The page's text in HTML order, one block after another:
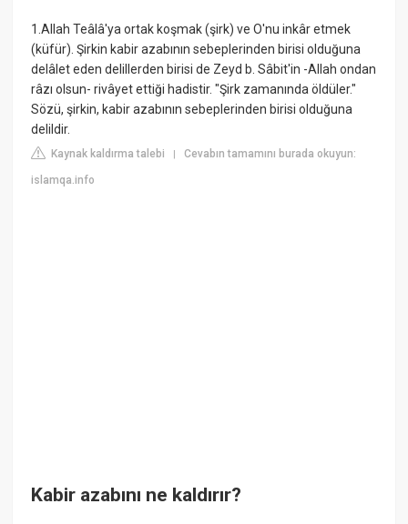
1.Allah Teâlâ'ya ortak koşmak (şirk) ve O'nu inkâr etmek
(küfür). Şirkin kabir azabının sebeplerinden birisi olduğuna
delâlet eden delillerden birisi de Zeyd b. Sâbit'in -Allah ondan
râzı olsun- rivâyet ettiği hadistir. "Şirk zamanında öldüler."
Sözü, şirkin, kabir azabının sebeplerinden birisi olduğuna
delildir.
Kaynak kaldırma talebi |Cevabın tamamını burada okuyun:
islamqa.info
Kabir azabını ne kaldırır?